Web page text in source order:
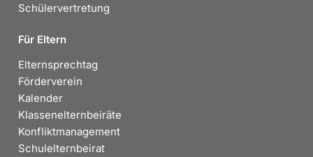
Schülervertretung
Für Eltern
Elternsprechtag
Förderverein
Kalender
Klassenelternbeiräte
Konfliktmanagement
Schulelternbeirat